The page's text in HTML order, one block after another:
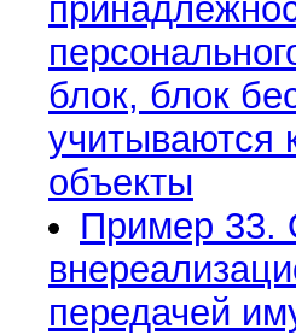
блок, блок
учитываются
объекты
Пример 33.
передачей